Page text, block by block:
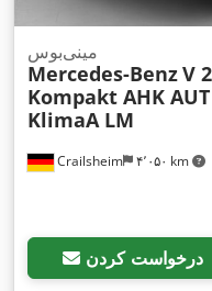
Crailsheim ۴٬۰۵۰ km
مینی‌بوس
Mercedes-BenzV
Kompakt AHK
KlimaA LM
درخواست کردن